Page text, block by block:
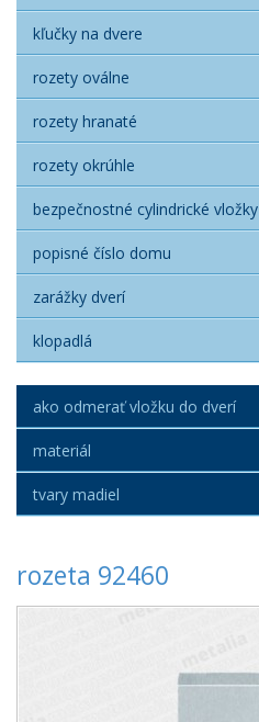
kľučky na dvere
rozety oválne
rozety hranaté
rozety okrúhle
bezpečnostné cylindrické vložky
popisné číslo domu
zarážky dverí
klopadlá
ako odmerať vložku do dverí
materiál
tvary madiel
rozeta 92460